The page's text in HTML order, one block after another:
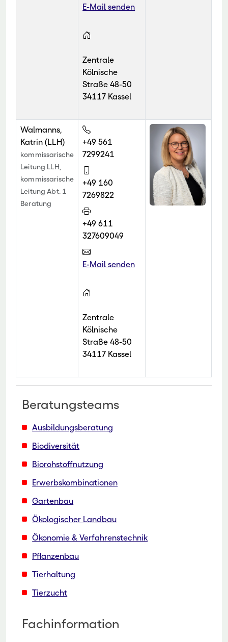
E-Mail senden
Zentrale
Kölnische
Straße 48-50
34117 Kassel
Walmanns,
Katrin (LLH)
kommissarische
Leitung LLH,
kommissarische
Leitung Abt. 1
Beratung
+49 561
7299241
+49 160
7269822
+49 611
327609049
E-Mail senden
Zentrale
Kölnische
Straße 48-50
34117 Kassel
Beratungsteams
Ausbildungsberatung
Biodiversität
Biorohstoffnutzung
Erwerbskombinationen
Gartenbau
Ökologischer Landbau
Ökonomie & Verfahrenstechnik
Pflanzenbau
Tierhaltung
Tierzucht
Fachinformation